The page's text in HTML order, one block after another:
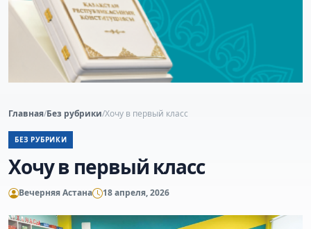
Главная/Без рубрики/Хочу в первый класс
БЕЗ РУБРИКИ
Хочу в первый класс
Вечерняя Астана 18 апреля, 2026